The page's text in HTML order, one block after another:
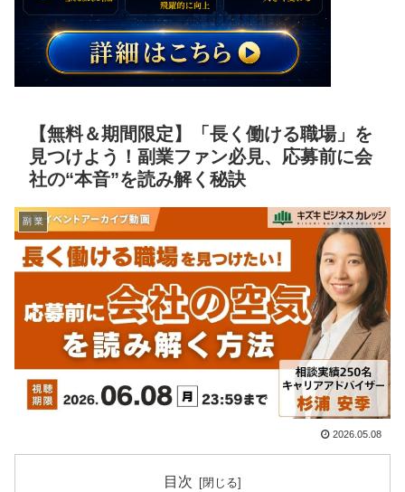
【無料＆期間限定】「長く働ける職場」を
見つけよう！副業ファン必見、応募前に会
社の“本音”を読み解く秘訣
副 業
2026.05.08
目次